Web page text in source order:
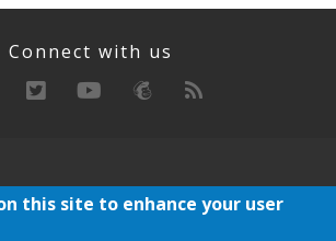
Connect with us
MANIFESTE
ARCHIVE
this site to enhance your user